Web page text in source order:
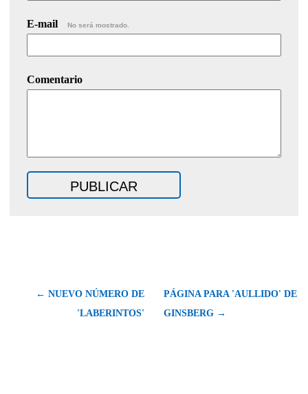
E-mail No será mostrado.
Comentario
← NUEVO NÚMERO DE
'LABERINTOS'
PÁGINA PARA 'AULLIDO' DE
GINSBERG →